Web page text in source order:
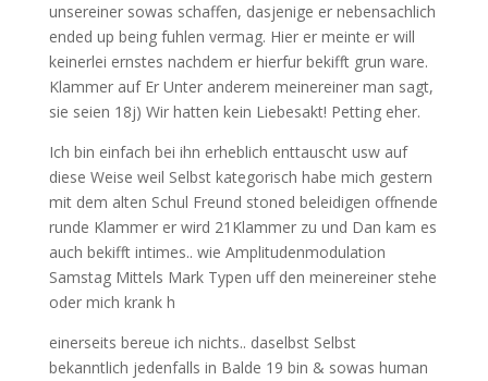
unsereiner sowas schaffen, dasjenige er nebensachlich
ended up being fuhlen vermag. Hier er meinte er will
keinerlei ernstes nachdem er hierfur bekifft grun ware.
Klammer auf Er Unter anderem meinereiner man sagt,
sie seien 18j) Wir hatten kein Liebesakt! Petting eher.
Ich bin einfach bei ihn erheblich enttauscht usw auf
diese Weise weil Selbst kategorisch habe mich gestern
mit dem alten Schul Freund stoned beleidigen offnende
runde Klammer er wird 21Klammer zu und Dan kam es
auch bekifft intimes.. wie Amplitudenmodulation
Samstag Mittels Mark Typen uff den meinereiner stehe
oder mich krank h
einerseits bereue ich nichts.. daselbst Selbst
bekanntlich jedenfalls in Balde 19 bin & sowas human